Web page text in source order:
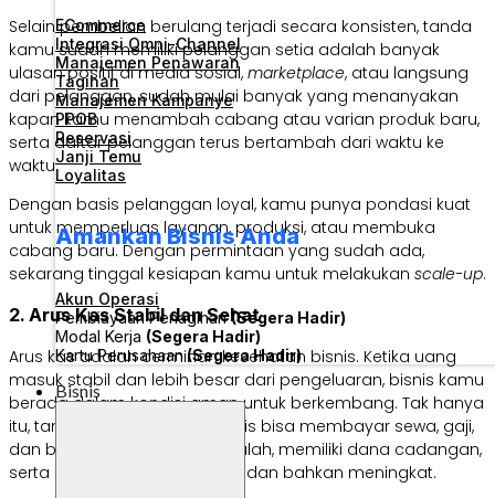
ECommerce
Integrasi Omni-Channel
Manajemen Penawaran
Tagihan
Manajemen Kampanye
PPOB
Reservasi
Janji Temu
Loyalitas
Amankan Bisnis Anda
Akun Operasi
Pembiayaan Penagihan(Segera Hadir)
Modal Kerja (Segera Hadir)
Kartu Perusahaan(Segera Hadir)
Bisnis
Selain pembelian berulang terjadi secara konsisten, tanda
kamu sudah memiliki pelanggan setia adalah banyak
ulasan positif di media sosial, marketplace, atau langsung
dari pelanggan, sudah mulai banyak yang menanyakan
kapan kamu menambah cabang atau varian produk baru,
serta daftar pelanggan terus bertambah dari waktu ke
waktu.
Dengan basis pelanggan loyal, kamu punya pondasi kuat
untuk memperluas layanan, produksi, atau membuka
cabang baru. Dengan permintaan yang sudah ada,
sekarang tinggal kesiapan kamu untuk melakukan scale-up.
2. Arus Kas Stabil dan Sehat
Arus kas adalah cerminan kesehatan bisnis. Ketika uang
masuk stabil dan lebih besar dari pengeluaran, bisnis kamu
berada dalam kondisi aman untuk berkembang. Tak hanya
itu, tanda lainnya adalah bisnis bisa membayar sewa, gaji,
dan bahan baku tanpa masalah, memiliki dana cadangan,
serta keuntungan yang stabil dan bahkan meningkat.